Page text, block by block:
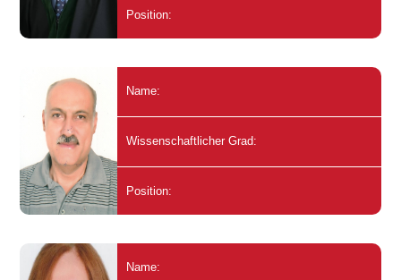
Position:
Name:
Wissenschaftlicher Grad:
Position:
Name: